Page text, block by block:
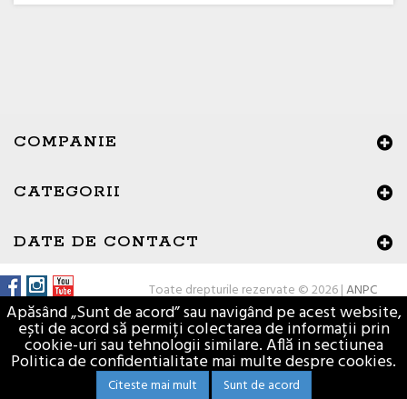
COMPANIE
CATEGORII
DATE DE CONTACT
Toate drepturile rezervate © 2026 |ANPC
Apăsând „Sunt de acord” sau navigând pe acest website,
ești de acord să permiți colectarea de informații prin
cookie-uri sau tehnologii similare. Află in sectiunea
Politica de confidentialitate mai multe despre cookies.
Citeste mai mult Sunt de acord
Buna ziua, Suntem aici sa va ajutam!